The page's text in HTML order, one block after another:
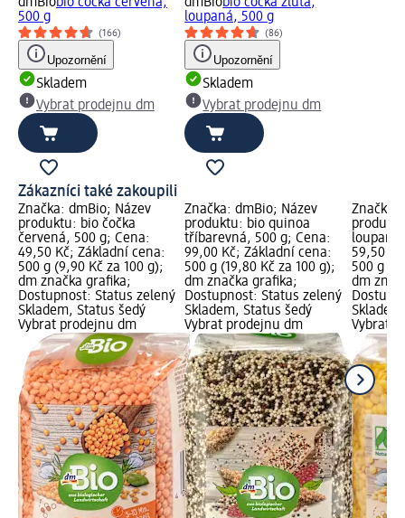
500 g
(166)
Upozornění
Skladem
Vybrat prodejnu dm
loupaná, 500 g
(86)
Upozornění
Skladem
Vybrat prodejnu dm
Zákazníci také zakoupili
Značka: dmBio; Název
produktu: bio čočka
červená, 500 g; Cena:
49,50 Kč; Základní cena:
500 g (9,90 Kč za 100 g);
dm značka grafika;
Dostupnost: Status zelený
Skladem, Status šedý
Vybrat prodejnu dm
Značka: dmBio; Název
produktu: bio quinoa
tříbarevná, 500 g; Cena:
99,00 Kč; Základní cena:
500 g (19,80 Kč za 100 g);
dm značka grafika;
Dostupnost: Status zelený
Skladem, Status šedý
Vybrat prodejnu dm
Značka:
59,50
500 g
dm
Vybrat